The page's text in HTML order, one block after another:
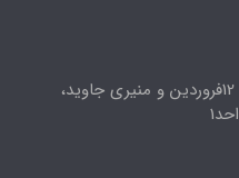
تهران، خیابان انقلاب ، بین 12فروردین و منیری جاوید،